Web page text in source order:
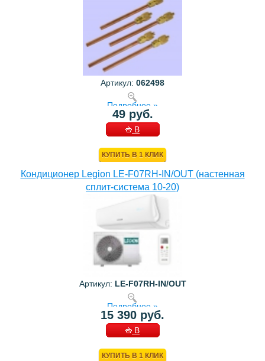
Артикул: 062498
Подробнее »
49 руб.
В
КУПИТЬ В 1 КЛИК
Кондиционер Legion LE-F07RH-IN/OUT (настенная
сплит-система 10-20)
Артикул: LE-F07RH-IN/OUT
Подробнее »
15 390 руб.
В
КУПИТЬ В 1 КЛИК